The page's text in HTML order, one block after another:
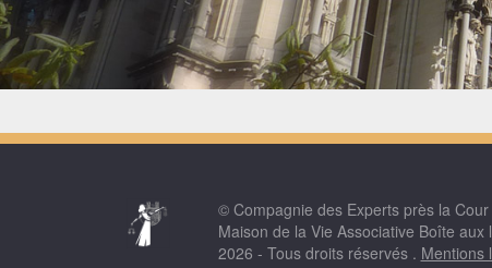
© Compagnie des Experts près la
Maison de la Vie Associative Boîte
2026 - Tous droits réservés . Mentions